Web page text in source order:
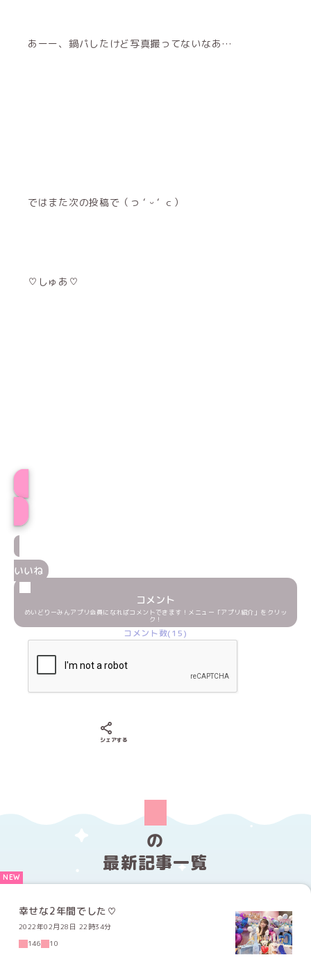
あーー、鍋パしたけど写真撮ってないなあ…
ではまた次の投稿で（っ ‘ ᵕ ‘ ｃ）
♡しゅあ♡
いいね
コメント
めいどりーみんアプリ会員になればコメントできます！メニュー「アプリ紹介」をクリッ
ク！
コメント数(15)
シェアする
の
最新記事一覧
幸せな2年間でした♡
2022年02月28日 22時34分
146
10